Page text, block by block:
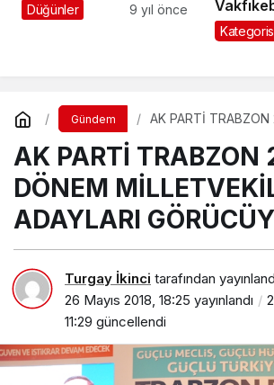
Düğünler 9 yıl önce
verildi
Gündem
AK PARTİ TRABZON
ÇIKTI
AK PARTİ TRABZON
DÖNEM
ADAYLARI
Turgay İkinci tarafından
26 Mayıs 2018, 18:25 yayınlandı
11:29 güncellendi